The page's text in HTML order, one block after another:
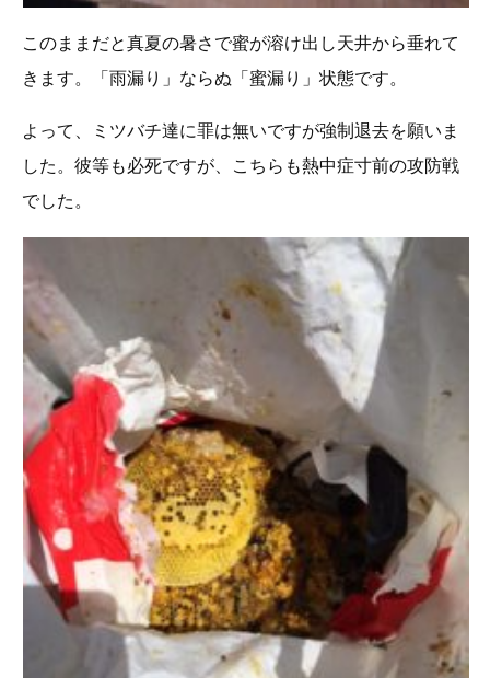
このままだと真夏の暑さで蜜が溶け出し天井から垂れて
きます。「雨漏り」ならぬ「蜜漏り」状態です。
よって、ミツバチ達に罪は無いですが強制退去を願いま
した。彼等も必死ですが、こちらも熱中症寸前の攻防戦
でした。